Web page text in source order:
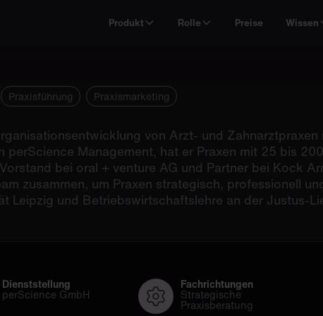
Produkt Rolle Preise Wissen
Praxisführung Praxismarketing
von Arzt- und
Management, hat er Praxen mit 25 bis
bei oral + venture AG und Partner bei Kock
zusammen, um Praxen strategisch, professionell
Leipzig und Betriebswirtschaftslehre an der Justus-
Dienststellung
perScience GmbH
Fachrichtungen
Strategische
Praxisberatung